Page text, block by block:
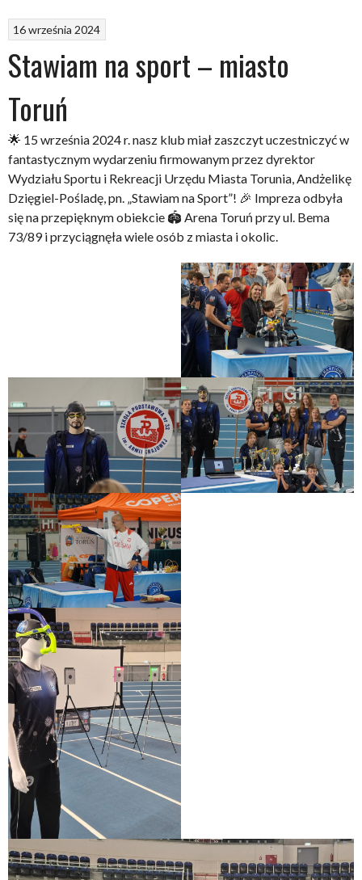
16 września 2024
Stawiam na sport – miasto
Toruń
🌟 15 września 2024 r. nasz klub miał zaszczyt uczestniczyć w
fantastycznym wydarzeniu firmowanym przez dyrektor
Wydziału Sportu i Rekreacji Urzędu Miasta Torunia, Andżelikę
Dzięgiel-Pośladę, pn. „Stawiam na Sport”! 🎉 Impreza odbyła
się na przepięknym obiekcie 🏟️ Arena Toruń przy ul. Bema
73/89 i przyciągnęła wiele osób z miasta i okolic.